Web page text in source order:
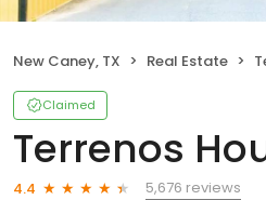
New Caney, TX Real Estate
Claimed
Terrenos
4.4
5,676 reviews